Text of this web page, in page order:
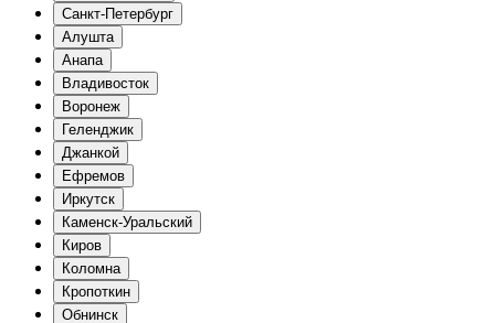
Санкт-Петербург
Алушта
Анапа
Владивосток
Воронеж
Геленджик
Джанкой
Ефремов
Иркутск
Каменск-Уральский
Киров
Коломна
Кропоткин
Обнинск